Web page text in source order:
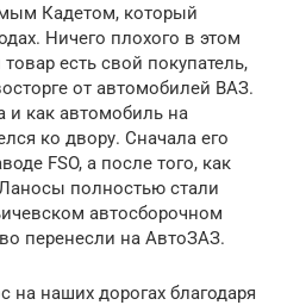
Кадетом, который
Ничего плохого в этом
есть свой покупатель,
от автомобилей ВАЗ.
и как автомобиль на
ко двору. Сначала его
FSO, а после того, как
полностью стали
автосборочном
перенесли на АвтоЗАЗ.
наших дорогах благодаря